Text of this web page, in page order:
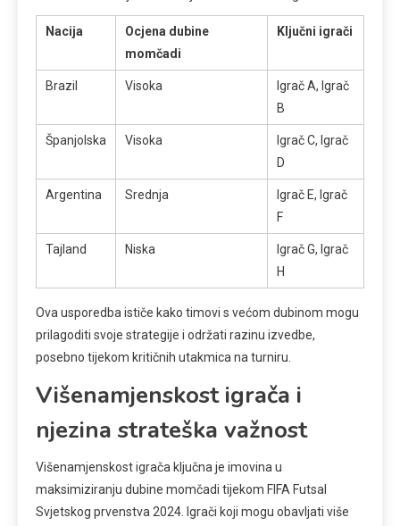
Nacija
Ocjena dubine
momčadi
Ključni igrači
Brazil Visoka
Igrač A, Igrač
B
Španjolska Visoka
Igrač C, Igrač
D
Argentina Srednja
Igrač E, Igrač
F
Tajland Niska
Igrač G, Igrač
H
Ova usporedba ističe kako timovi s većom dubinom mogu
prilagoditi svoje strategije i održati razinu izvedbe,
posebno tijekom kritičnih utakmica na turniru.
Višenamjenskost igrača i
njezina strateška važnost
Višenamjenskost igrača ključna je imovina u
maksimiziranju dubine momčadi tijekom FIFA Futsal
Svjetskog prvenstva 2024. Igrači koji mogu obavljati više